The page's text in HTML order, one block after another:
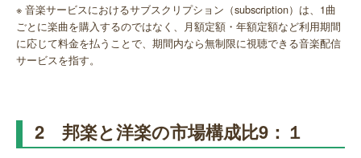
※ 音楽サービスにおけるサブスクリプション（subscription）は、1曲
ごとに楽曲を購入するのではなく、月額定額・年額定額など利用期間
に応じて料金を払うことで、期間内なら無制限に視聴できる音楽配信
サービスを指す。
2 邦楽と洋楽の市場構成比9：１